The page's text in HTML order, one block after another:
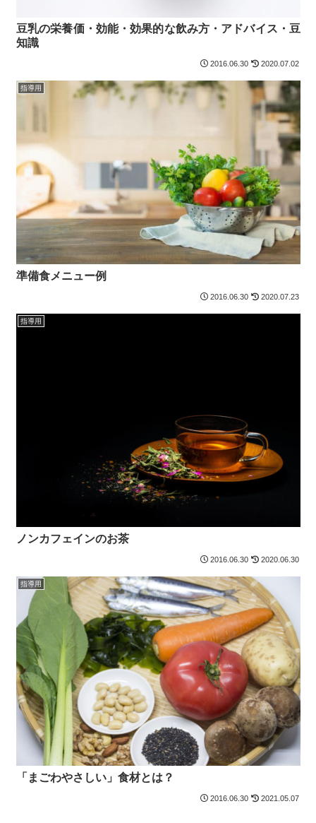
豆乳の栄養価・効能・効果的な飲み方・アドバイス・豆
知識
2016.06.30 2020.07.02
指導用
準備食メニュー例
2016.06.30 2020.07.23
指導用
ノンカフェインのお茶
2016.06.30 2020.06.30
指導用
「まごわやさしい」食材とは？
2016.06.30 2021.05.07